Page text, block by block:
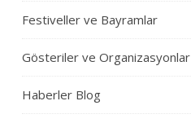
Festiveller ve Bayramlar
Gösteriler ve Organizasyonlar
Haberler Blog